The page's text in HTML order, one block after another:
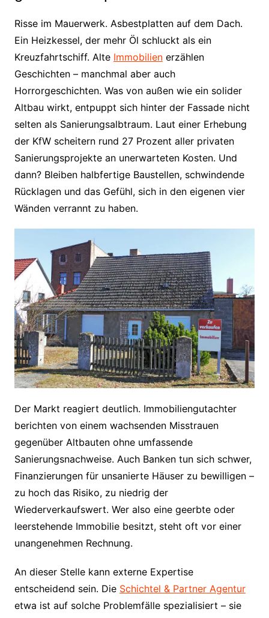
Risse im Mauerwerk. Asbestplatten auf dem Dach.
Ein Heizkessel, der mehr Öl schluckt als ein
Kreuzfahrtschiff. Alte Immobilienerzählen
Geschichten – manchmal aber auch
Horrorgeschichten. Was von außen wie ein solider
Altbau wirkt, entpuppt sich hinter der Fassade nicht
selten als Sanierungsalbtraum. Laut einer Erhebung
der KfW scheitern rund 27 Prozent aller privaten
Sanierungsprojekte an unerwarteten Kosten. Und
dann? Bleiben halbfertige Baustellen, schwindende
Rücklagen und das Gefühl, sich in den eigenen vier
Wänden verrannt zu haben.
Der Markt reagiert deutlich. Immobiliengutachter
berichten von einem wachsenden Misstrauen
gegenüber Altbauten ohne umfassende
Sanierungsnachweise. Auch Banken tun sich schwer,
Finanzierungen für unsanierte Häuser zu bewilligen –
zu hoch das Risiko, zu niedrig der
Wiederverkaufswert. Wer also eine geerbte oder
leerstehende Immobilie besitzt, steht oft vor einer
unangenehmen Rechnung.
An dieser Stelle kann externe Expertise
entscheidend sein. Die Schichtel & Partner Agentur
etwa ist auf solche Problemfälle spezialisiert – sie